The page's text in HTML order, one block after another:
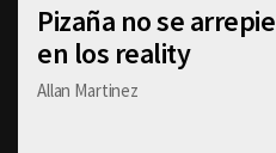
Pizaña no se
en los reality
Allan Martinez